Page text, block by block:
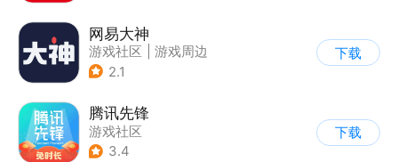
网易大神
游戏社区
游戏周边
2.1
下载
腾讯先锋
游戏社区
3.4
下载